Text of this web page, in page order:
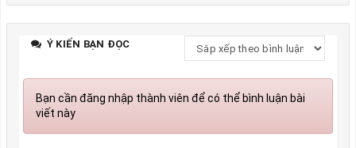
Ý KIẾN BẠN ĐỌC
Bạn cần đăng nhập thành viên để có thể bình luận bài
viết này